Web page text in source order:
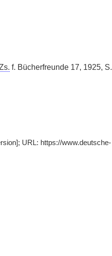
f. Bücherfreunde 17, 1925, S.
URL: https://www.deutsche-